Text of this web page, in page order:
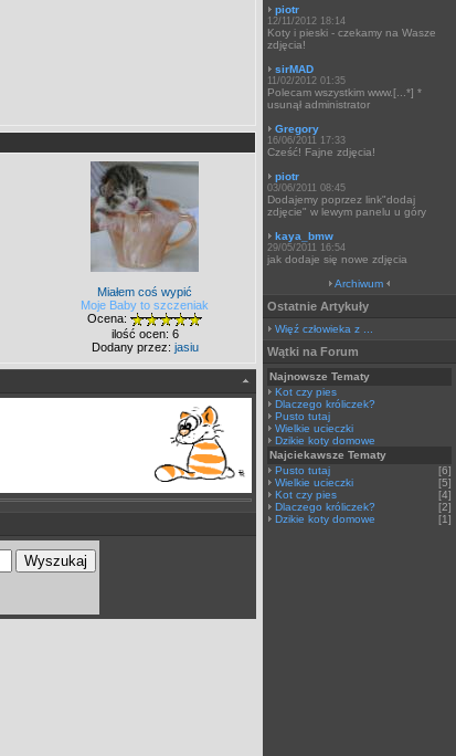
Miałem coś wypić
Moje Baby to szczeniak
Ocena:
ilość ocen: 6
Dodany przez: jasiu
piotr
12/11/2012 18:14
Koty i pieski - czekamy na Wasze
zdjęcia!
sirMAD
11/02/2012 01:35
Polecam wszystkim www.[...*] *
usunął administrator
Gregory
16/06/2011 17:33
Cześć! Fajne zdjęcia!
piotr
03/06/2011 08:45
Dodajemy poprzez link"dodaj
zdjęcie" w lewym panelu u góry
kaya_bmw
29/05/2011 16:54
jak dodaje się nowe zdjęcia
Archiwum
Ostatnie Artykuły
Więź człowieka z ...
Wątki na Forum
Najnowsze Tematy
Kot czy pies
Dlaczego króliczek?
Pusto tutaj
Wielkie ucieczki
Dzikie koty domowe
Najciekawsze Tematy
Pusto tutaj
[6]
Wielkie ucieczki
[5]
Kot czy pies
[4]
Dlaczego króliczek?
[2]
Dzikie koty domowe
[1]